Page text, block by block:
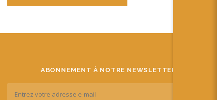
ABONNEMENT À NOTRE NEWSLETTER